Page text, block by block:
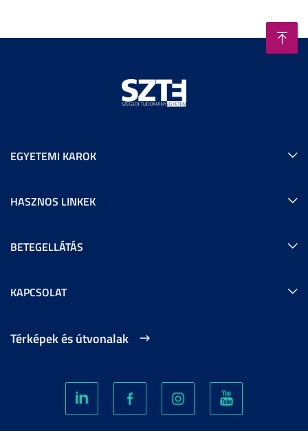
EGYETEMI KAROK
HASZNOS LINKEK
BETEGELLÁTÁS
KAPCSOLAT
Térképek és útvonalak